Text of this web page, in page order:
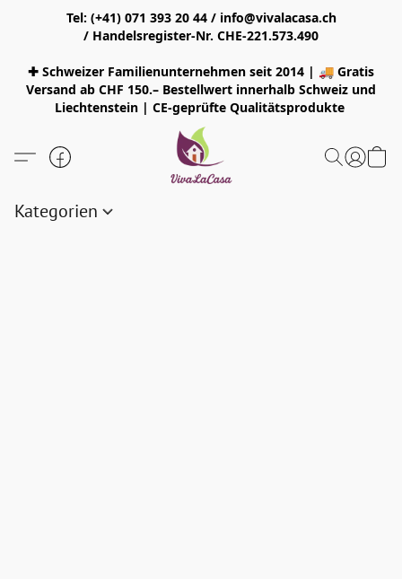
Tel: (+41) 071 393 20 44 / info@vivalacasa.ch
/ Handelsregister-Nr. CHE-221.573.490
✚ Schweizer Familienunternehmen seit 2014 | 🚚 Gratis
Versand ab CHF 150.– Bestellwert innerhalb Schweiz und
Liechtenstein | CE-geprüfte Qualitätsprodukte
Kategorien